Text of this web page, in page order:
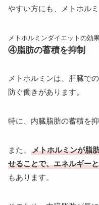
やすい方にも、メトホル
メトホルミンダイエットの効
④脂肪の蓄積を抑制
メトホルミンは、肝臓で
防ぐ働きがあります。
特に、内臓脂肪の蓄積を
また、
メトホルミンが脂
せることで、エネルギー
もあります。